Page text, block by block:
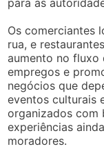
Os comerciantes
rua, e
aumento no fluxo
empregos e
negócios que
eventos culturais
organizados com
experiências
moradores.